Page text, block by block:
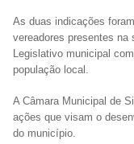
As duas indicações
vereadores presentes na
Legislativo municipal
população local.
A Câmara Municipal de
ações que visam o
do município.